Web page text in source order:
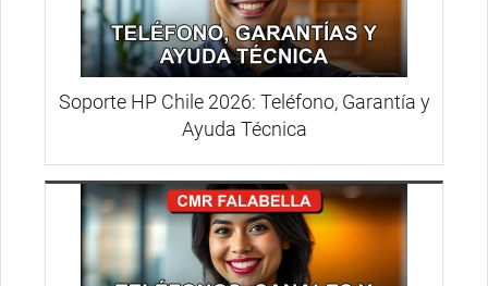
Soporte HP Chile 2026: Teléfono, Garantía y
Ayuda Técnica